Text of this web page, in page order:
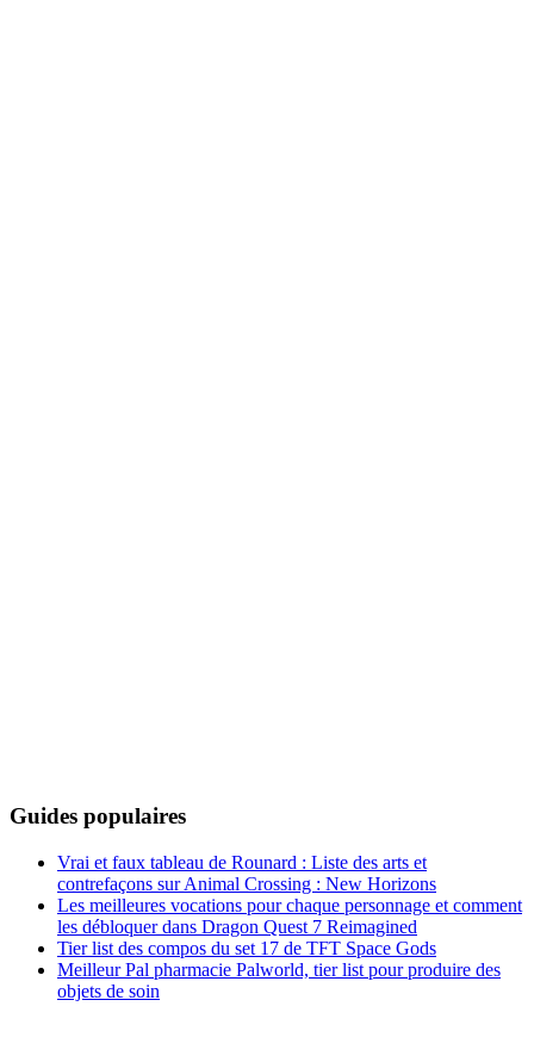
Guides populaires
Vrai et faux tableau de Rounard : Liste des arts et
contrefaçons sur Animal Crossing : New Horizons
Les meilleures vocations pour chaque personnage et comment
les débloquer dans Dragon Quest 7 Reimagined
Tier list des compos du set 17 de TFT Space Gods
Meilleur Pal pharmacie Palworld, tier list pour produire des
objets de soin